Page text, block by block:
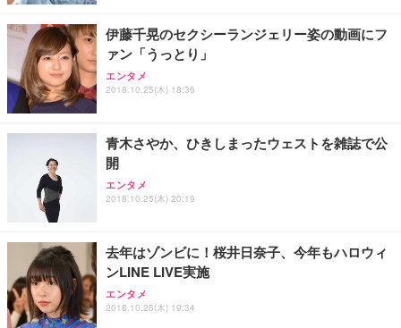
務用 おしゃれ パソコンチェア (ブラック)
Sezlife オフィスチェア デスクチェア 疲れない テレ
ワーク チェア 強化バックレスト 30度ロッキング機
能 人間工学 椅子 腰サポート 90度跳ね上げ式アーム
務用 おしゃれ パソコンチェア (ホワイト)
ANDWINT オフィスチェア デスクチェア 肘なし メ
ッシュ 通気性 ランバーサポート付き 腰サポート ガ
ス圧無段階昇降 360度回転 キャスター付き コンパク
【整備済み品】Dell E2724HS 27インチ 液晶モニタ
ー フルHD（1920×1080）VA 非光沢 HDMI/DisplayP
ort/VGA スピーカー内蔵 高さ調整 スイベル VESA対
【MiniLED/24.5inch/280Hz/FHD】GRAPHT THE S
HOOTER Gaming Monitor 24” Essential ゲーミン
グモニター QD 24.5インチ 1ms FHD 量子ドット 残
Smart Basic(スマートベーシック) 【Amazon.co.jp
限定】 Smart Basic アイリスオーヤマ ペットシーツ
超厚型 お徳用 ワイド 100枚入 (x 1) (ケース販売)
アイリスオーヤマ ペットシーツ 超厚型 お徳用 レギ
ュラー 200枚入【Amazon.co.jp限定】
伊藤千晃のセクシーランジェリー姿の動画にフ
ァン「うっとり」
エンタメ
2018.10.25(木) 18:36
青木さやか、ひきしまったウェストを雑誌で公
開
エンタメ
2018.10.25(木) 20:19
去年はゾンビに！桜井日奈子、今年もハロウィ
ンLINE LIVE実施
エンタメ
2018.10.25(木) 19:34